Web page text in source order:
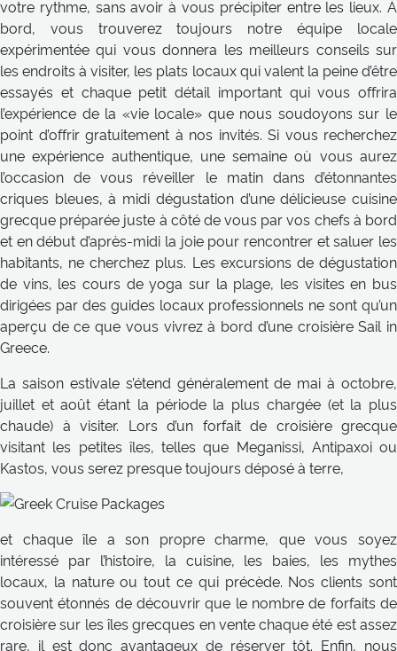
votre rythme, sans avoir à vous précipiter entre les lieux. À
bord, vous trouverez toujours notre équipe locale
expérimentée qui vous donnera les meilleurs conseils sur
les endroits à visiter, les plats locaux qui valent la peine d’être
essayés et chaque petit détail important qui vous offrira
l’expérience de la «vie locale» que nous soudoyons sur le
point d’offrir gratuitement à nos invités. Si vous recherchez
une expérience authentique, une semaine où vous aurez
l’occasion de vous réveiller le matin dans d’étonnantes
criques bleues, à midi dégustation d’une délicieuse cuisine
grecque préparée juste à côté de vous par vos chefs à bord
et en début d’après-midi la joie pour rencontrer et saluer les
habitants, ne cherchez plus. Les excursions de dégustation
de vins, les cours de yoga sur la plage, les visites en bus
dirigées par des guides locaux professionnels ne sont qu’un
aperçu de ce que vous vivrez à bord d’une croisière Sail in
Greece.
La saison estivale s’étend généralement de mai à octobre,
juillet et août étant la période la plus chargée (et la plus
chaude) à visiter. Lors d’un forfait de croisière grecque
visitant les petites îles, telles que Meganissi, Antipaxoi ou
Kastos, vous serez presque toujours déposé à terre,
et chaque île a son propre charme, que vous soyez
intéressé par l’histoire, la cuisine, les baies, les mythes
locaux, la nature ou tout ce qui précède. Nos clients sont
souvent étonnés de découvrir que le nombre de forfaits de
croisière sur les îles grecques en vente chaque été est assez
rare, il est donc avantageux de réserver tôt. Enfin, nous